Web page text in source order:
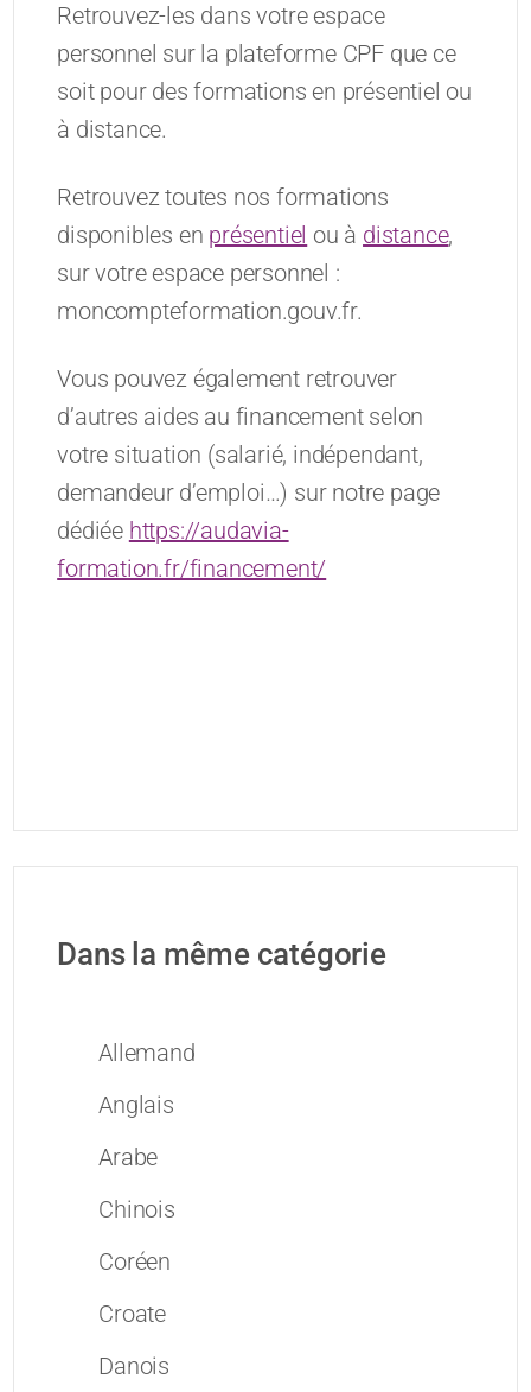
Retrouvez-les dans votre espace
personnel sur la plateforme CPF que ce
soit pour des formations en présentiel ou
à distance.
Retrouvez toutes nos formations
disponibles en présentiel ou à distance,
sur votre espace personnel :
moncompteformation.gouv.fr.
Vous pouvez également retrouver
d’autres aides au financement selon
votre situation (salarié, indépendant,
demandeur d’emploi…) sur notre page
dédiée https://audavia-
formation.fr/financement/
Dans la même catégorie
Allemand
Anglais
Arabe
Chinois
Coréen
Croate
Danois